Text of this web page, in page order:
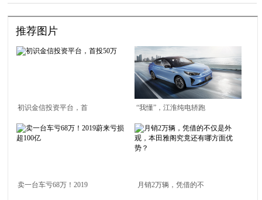
推荐图片
初识金信投资平台，首
投50万
“我懂”，江淮纯电轿跑
定名iC5
卖一台车亏68万！2019 月销2万辆，凭借的不